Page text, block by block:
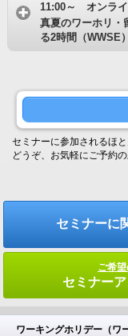
11:00～ オンラ
真夏のワーホリ・
る2時間（WWSE）
セミナーに参加されるほ
どうぞ、お気軽にご予約
セミナーに
ご希
セミナー
ワーキングホリデー（ワ